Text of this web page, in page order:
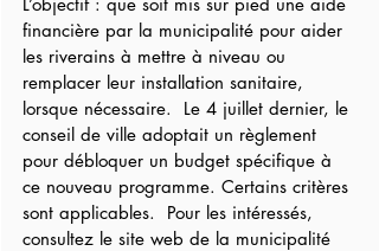
financière par la municipalité pour aider
les riverains à mettre à niveau ou
remplacer leur installation sanitaire,
lorsque nécessaire.  Le 4 juillet dernier, le
conseil de ville adoptait un règlement
pour débloquer un budget spécifique à
ce nouveau programme. Certains critères
sont applicables.  Pour les intéressés,
consultez le site web de la municipalité